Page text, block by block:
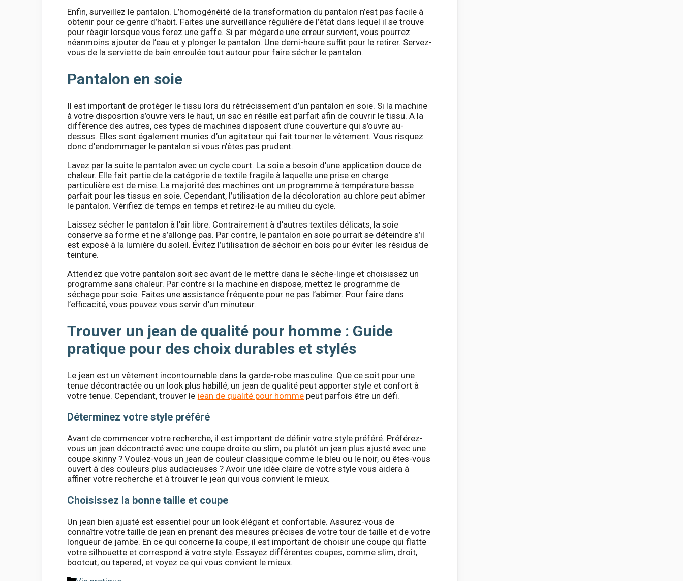
Enfin, surveillez le pantalon. L’homogénéité de la transformation du pantalon n’est pas facile à
obtenir pour ce genre d’habit. Faites une surveillance régulière de l’état dans lequel il se trouve
pour réagir lorsque vous ferez une gaffe. Si par mégarde une erreur survient, vous pourrez
néanmoins ajouter de l’eau et y plonger le pantalon. Une demi-heure suffit pour le retirer. Servez-
vous de la serviette de bain enroulée tout autour pour faire sécher le pantalon.
Pantalon en soie
Il est important de protéger le tissu lors du rétrécissement d’un pantalon en soie. Si la machine
à votre disposition s’ouvre vers le haut, un sac en résille est parfait afin de couvrir le tissu. A la
différence des autres, ces types de machines disposent d’une couverture qui s’ouvre au-
dessus. Elles sont également munies d’un agitateur qui fait tourner le vêtement. Vous risquez
donc d’endommager le pantalon si vous n’êtes pas prudent.
Lavez par la suite le pantalon avec un cycle court. La soie a besoin d’une application douce de
chaleur. Elle fait partie de la catégorie de textile fragile à laquelle une prise en charge
particulière est de mise. La majorité des machines ont un programme à température basse
parfait pour les tissus en soie. Cependant, l’utilisation de la décoloration au chlore peut abîmer
le pantalon. Vérifiez de temps en temps et retirez-le au milieu du cycle.
Laissez sécher le pantalon à l’air libre. Contrairement à d’autres textiles délicats, la soie
conserve sa forme et ne s’allonge pas. Par contre, le pantalon en soie pourrait se déteindre s’il
est exposé à la lumière du soleil. Évitez l’utilisation de séchoir en bois pour éviter les résidus de
teinture.
Attendez que votre pantalon soit sec avant de le mettre dans le sèche-linge et choisissez un
programme sans chaleur. Par contre si la machine en dispose, mettez le programme de
séchage pour soie. Faites une assistance fréquente pour ne pas l’abîmer. Pour faire dans
l’efficacité, vous pouvez vous servir d’un minuteur.
Trouver un jean de qualité pour homme : Guide
pratique pour des choix durables et stylés
Le jean est un vêtement incontournable dans la garde-robe masculine. Que ce soit pour une
tenue décontractée ou un look plus habillé, un jean de qualité peut apporter style et confort à
votre tenue. Cependant, trouver le jean de qualité pour homme peut parfois être un défi.
Déterminez votre style préféré
Avant de commencer votre recherche, il est important de définir votre style préféré. Préférez-
vous un jean décontracté avec une coupe droite ou slim, ou plutôt un jean plus ajusté avec une
coupe skinny ? Voulez-vous un jean de couleur classique comme le bleu ou le noir, ou êtes-vous
ouvert à des couleurs plus audacieuses ? Avoir une idée claire de votre style vous aidera à
affiner votre recherche et à trouver le jean qui vous convient le mieux.
Choisissez la bonne taille et coupe
Un jean bien ajusté est essentiel pour un look élégant et confortable. Assurez-vous de
connaître votre taille de jean en prenant des mesures précises de votre tour de taille et de votre
longueur de jambe. En ce qui concerne la coupe, il est important de choisir une coupe qui flatte
votre silhouette et correspond à votre style. Essayez différentes coupes, comme slim, droit,
bootcut, ou tapered, et voyez ce qui vous convient le mieux.